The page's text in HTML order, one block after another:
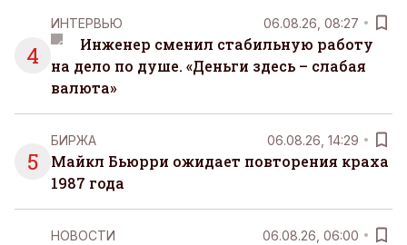
4
ИНТЕРВЬЮ 06.08.26, 08:27
Инженер сменил стабильную работу
на дело по душе. «Деньги здесь – слабая
валюта»
5
БИРЖА 06.08.26, 14:29
Майкл Бьюрри ожидает повторения краха
1987 года
НОВОСТИ 06.08.26, 06:00